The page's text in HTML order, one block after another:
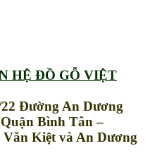
HỆ ĐỒ GỖ VIỆT
22 Đường An Dương
Bình Tân –
Kiệt và An Dương